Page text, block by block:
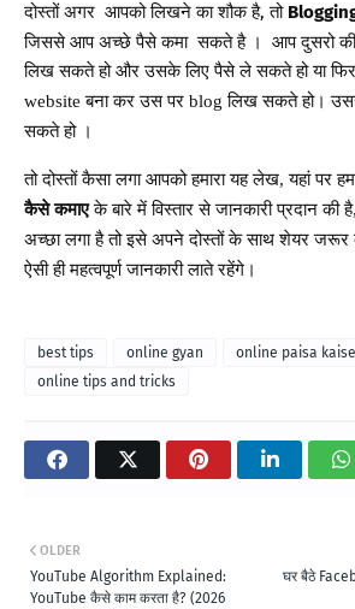
दोस्तों अगर आपको लिखने का शौक है, तो
जिससे आप अच्छे पैसे कमा सकते है ।
आप दुसरो
लिख सकते हो और उसके लिए पैसे ले सकते हो या
website बना कर उस पर blog लिख सकते हो।
सकते हो ।
तो दोस्तों कैसा लगा आपको हमारा यह लेख,यहां पर
कैसे कमाए के बारे में विस्तार से जानकारी प्रदान की है,
अच्छा लगा है तो इसे अपने दोस्तों के साथ शेयर जरूर
ऐसी ही महत्वपूर्ण जानकारी लाते रहेंगे।
best tips online gyan
online paisa
online tips and tricks
घर बैठे
OLDER
YouTube Algorithm Explained:
YouTube कैसे काम करता है? (2026